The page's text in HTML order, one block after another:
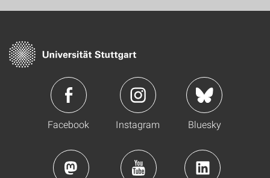
Facebook Instagram Bluesky